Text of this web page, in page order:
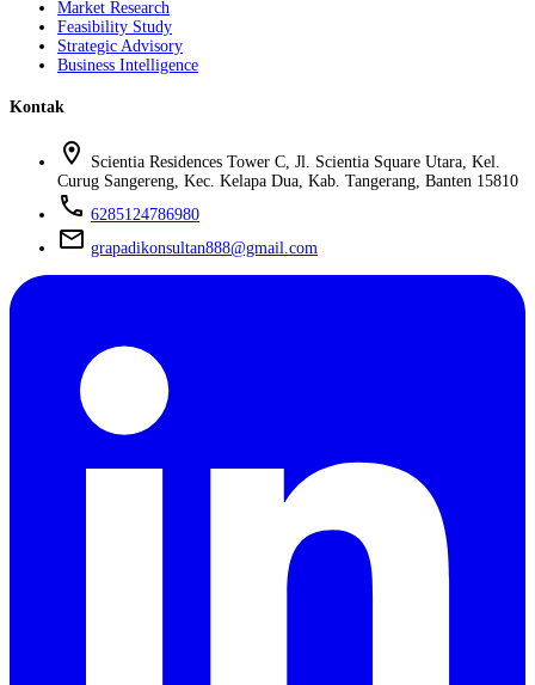
Market Research
Feasibility Study
Strategic Advisory
Business Intelligence
Kontak
location_on
Scientia Residences Tower C, Jl. Scientia Square Utara, Kel.
Curug Sangereng, Kec. Kelapa Dua, Kab. Tangerang, Banten 15810
phone 6285124786980
mail grapadikonsultan888@gmail.com